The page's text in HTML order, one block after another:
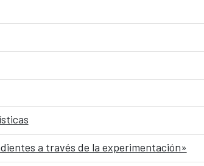
a través de la experimentación»